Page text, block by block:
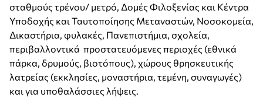
σταθμούς τρένου/ μετρό, Δομές Φιλοξενίας και Κέντρα
Υποδοχής και Ταυτοποίησης Μεταναστών, Νοσοκομεία,
Δικαστήρια, φυλακές, Πανεπιστήμια, σχολεία,
περιβαλλοντικά προστατευόμενες περιοχές (εθνικά
πάρκα, δρυμούς, βιοτόπους), χώρους θρησκευτικής
λατρείας (εκκλησίες, μοναστήρια, τεμένη, συναγωγές)
και για υποθαλάσσιες λήψεις.